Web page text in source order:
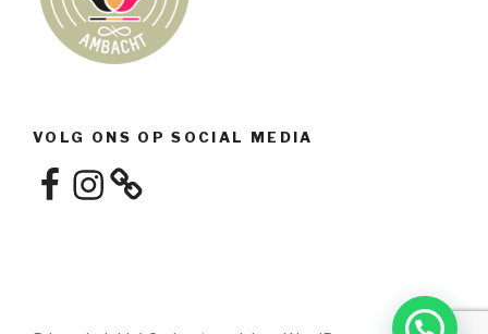
VOLG ONS OP SOCIAL MEDIA
FacebookInstagram